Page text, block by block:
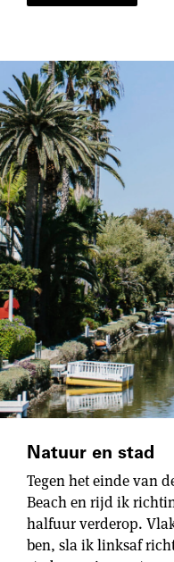
Natuur en stad
Tegen het einde van
Beach en rijd ik
halfuur verderop.
ben, sla ik linksaf